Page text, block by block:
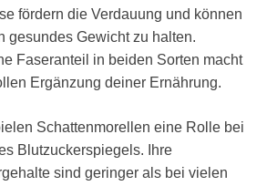
fördern die Verdauung und können
gesundes Gewicht zu halten.
Faseranteil in beiden Sorten macht
Ergänzung deiner Ernährung.
Schattenmorellen eine Rolle bei
Blutzuckerspiegels. Ihre
sind geringer als bei vielen